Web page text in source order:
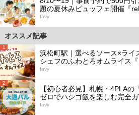
題の夏休みビュッフェ開催『
favy
オススメ記事
1
浜松町駅｜選べるソース×ライ
シェフのふわとろオムライス『
favy
2
【初心者必見】札幌・4PLA
ゼロでハシゴ飯を楽しむ完全
favy